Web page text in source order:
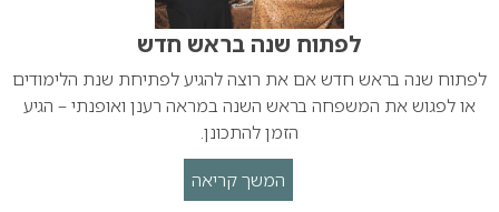
לפתוח שנה בראש חדש
לפתוח שנה בראש חדש אם את רוצה להגיע לפתיחת שנת הלימודים
או לפגוש את המשפחה בראש השנה במראה רענן ואופנתי – הגיע
הזמן להתכונן.
המשך קריאה